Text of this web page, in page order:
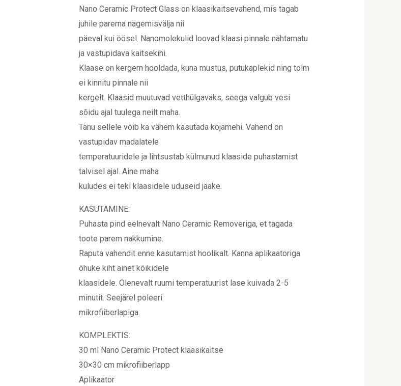
Nano Ceramic Protect Glass on klaasikaitsevahend, mis tagab
juhile parema nägemisvälja nii
päeval kui öösel. Nanomolekulid loovad klaasi pinnale nähtamatu
ja vastupidava kaitsekihi.
Klaase on kergem hooldada, kuna mustus, putukaplekid ning tolm
ei kinnitu pinnale nii
kergelt. Klaasid muutuvad vetthülgavaks, seega valgub vesi
sõidu ajal tuulega neilt maha.
Tänu sellele võib ka vähem kasutada kojamehi. Vahend on
vastupidav madalatele
temperatuuridele ja lihtsustab külmunud klaaside puhastamist
talvisel ajal. Aine maha
kuludes ei teki klaasidele uduseid jääke.
KASUTAMINE:
Puhasta pind eelnevalt Nano Ceramic Removeriga, et tagada
toote parem nakkumine.
Raputa vahendit enne kasutamist hoolikalt. Kanna aplikaatoriga
õhuke kiht ainet kõikidele
klaasidele. Olenevalt ruumi temperatuurist lase kuivada 2-5
minutit. Seejärel poleeri
mikrofiiberlapiga.
KOMPLEKTIS:
30 ml Nano Ceramic Protect klaasikaitse
30×30 cm mikrofiiberlapp
Aplikaator